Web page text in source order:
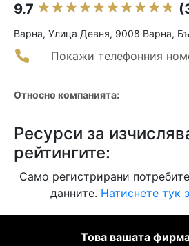
9.7
Варна, Улица Девня, 9008 Варна,
Покажи телефонния
Относно компанията:
Ресурси за
рейтингите:
Само регистрирани
данните. Натиснете тук
Това вашата